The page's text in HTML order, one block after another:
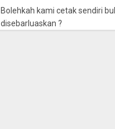
Bolehkah kami cetak sendiri
disebarluaskan ?